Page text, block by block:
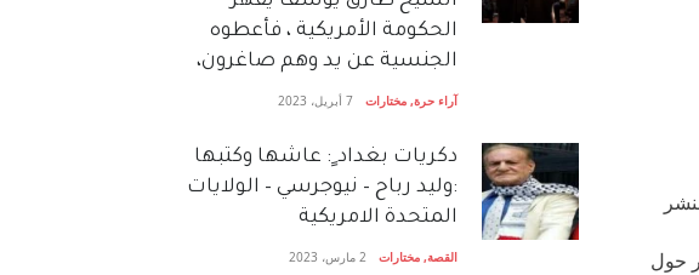
حول
الحكومة الأمريكية ، فأعطوه
الجنسية عن يد وهم صاغرون،
آراء حرة, مختارات 7 أبريل، 2023
دكريات بغداد ٍ: عاشها وكتبها
:وليد رباح – نيوجرسي – الولايات
المتحدة الامريكية
القصة, مختارات 2 مارس، 2023